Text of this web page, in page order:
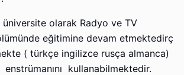
üniversite olarak Radyo ve TV
eğitimine devam etmektedirç
( türkçe ingilizce rusça almanca)
kullanabilmektedir.